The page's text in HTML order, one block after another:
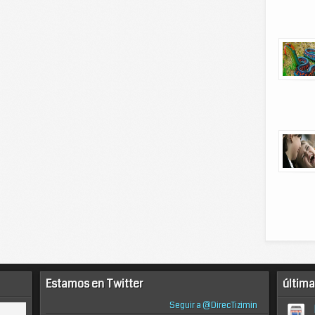
Estamos en Twitter
Seguir a @DirecTizimin